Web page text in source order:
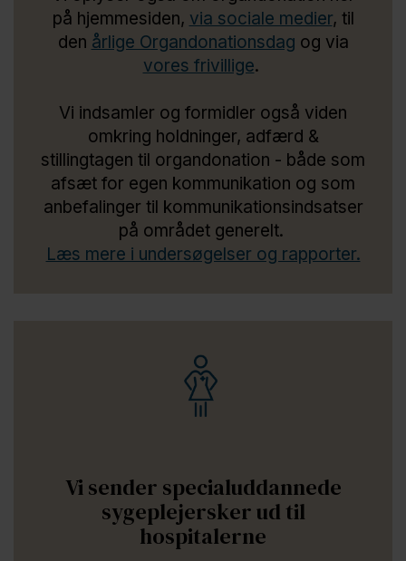
på hjemmesiden, via sociale medier, til
den årlige Organdonationsdag og via
vores frivillige.
Vi indsamler og formidler også viden
omkring holdninger, adfærd &
stillingtagen til organdonation - både som
afsæt for egen kommunikation og som
anbefalinger til kommunikationsindsatser
på området generelt.
Læs mere i undersøgelser og rapporter.
Vi sender specialuddannede
sygeplejersker ud til
hospitalerne